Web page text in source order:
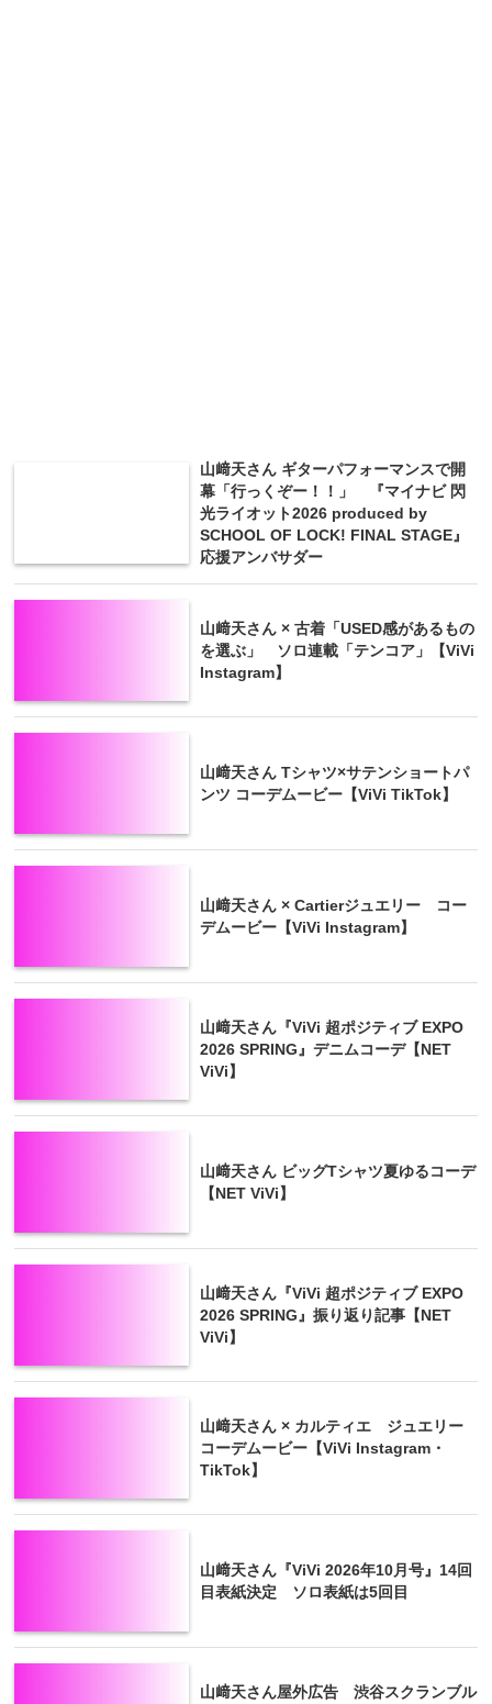
山﨑天さん ギターパフォーマンスで開
幕「行っくぞー！！」 『マイナビ 閃
光ライオット2026 produced by
SCHOOL OF LOCK! FINAL STAGE』
応援アンバサダー
山﨑天さん × 古着「USED感があるもの
を選ぶ」 ソロ連載「テンコア」【ViVi
Instagram】
山﨑天さん Tシャツ×サテンショートパ
ンツ コーデムービー【ViVi TikTok】
山﨑天さん × Cartierジュエリー コー
デムービー【ViVi Instagram】
山﨑天さん『ViVi 超ポジティブ EXPO
2026 SPRING』デニムコーデ【NET
ViVi】
山﨑天さん ビッグTシャツ夏ゆるコーデ
【NET ViVi】
山﨑天さん『ViVi 超ポジティブ EXPO
2026 SPRING』振り返り記事【NET
ViVi】
山﨑天さん × カルティエ ジュエリー
コーデムービー【ViVi Instagram・
TikTok】
山﨑天さん『ViVi 2026年10月号』14回
目表紙決定 ソロ表紙は5回目
山﨑天さん屋外広告 渋谷スクランブル